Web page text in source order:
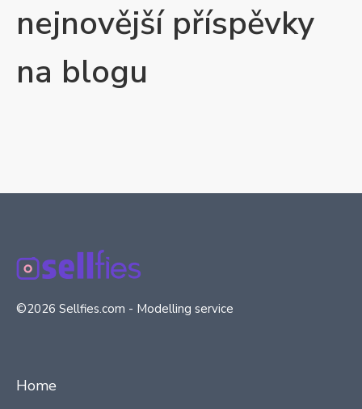
nejnovější příspěvky
na blogu
©2026 Sellfies.com - Modelling service
Home